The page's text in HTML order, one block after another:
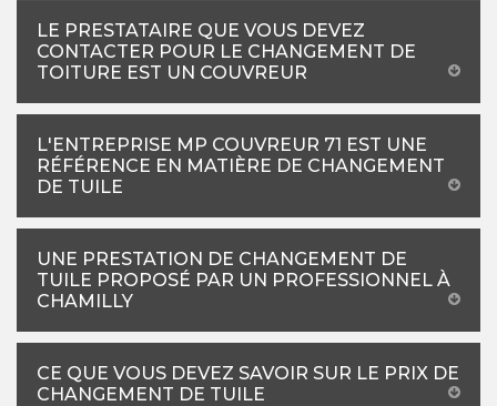
LE PRESTATAIRE QUE VOUS DEVEZ
CONTACTER POUR LE CHANGEMENT DE
TOITURE EST UN COUVREUR
L'ENTREPRISE MP COUVREUR 71 EST UNE
RÉFÉRENCE EN MATIÈRE DE CHANGEMENT
DE TUILE
UNE PRESTATION DE CHANGEMENT DE
TUILE PROPOSÉ PAR UN PROFESSIONNEL À
CHAMILLY
CE QUE VOUS DEVEZ SAVOIR SUR LE PRIX DE
CHANGEMENT DE TUILE